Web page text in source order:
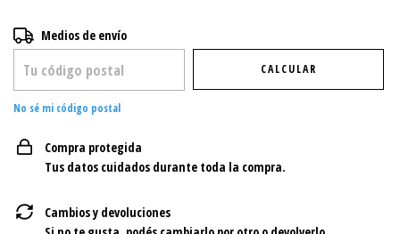
Entregas para el CP:
Medios de envío
CALCULAR
No sé mi código postal
Compra protegida
Tus datos cuidados durante toda la compra.
Cambios y devoluciones